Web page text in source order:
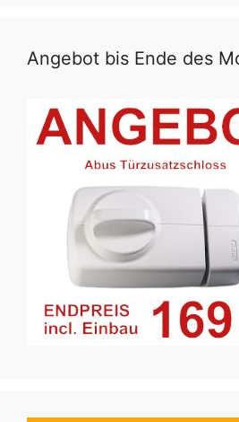
Angebot bis Ende des